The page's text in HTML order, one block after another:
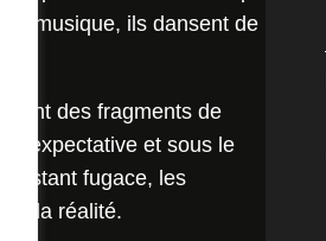
musique, ils dansent de
des fragments de
l'expectative et sous le
instant fugace, les
la réalité.